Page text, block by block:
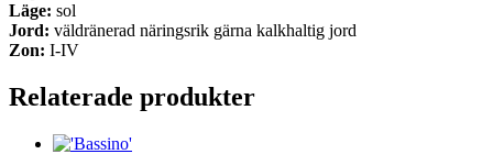
Läge: sol
Jord: väldränerad näringsrik gärna kalkhaltig jord
Zon: I-IV
Relaterade produkter